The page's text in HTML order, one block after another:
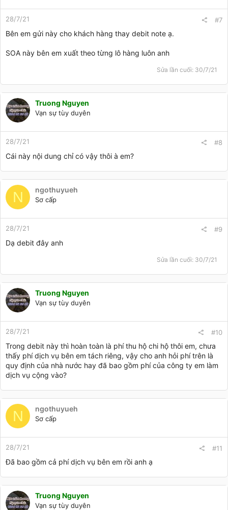
n
s
28/7/21 #7
Bên em gửi này cho khách hàng thay debit note ạ.
SOA này bên em xuất theo từng lô hàng luôn anh
Sửa lần cuối: 30/7/21
Truong Nguyen
Vạn sự tùy duyên
28/7/21 #8
Cái này nội dung chỉ có vậy thôi à em?
N ngothuyueh
Sơ cấp
28/7/21 #9
Dạ debit đây anh
Sửa lần cuối: 30/7/21
Truong Nguyen
Vạn sự tùy duyên
28/7/21 #10
Trong debit này thì hoàn toàn là phí thu hộ chi hộ thôi em, chưa
thấy phí dịch vụ bên em tách riêng, vậy cho anh hỏi phí trên là
quy định của nhà nước hay đã bao gồm phí của công ty em làm
dịch vụ cộng vào?
N ngothuyueh
Sơ cấp
28/7/21 #11
Đã bao gồm cả phí dịch vụ bên em rồi anh ạ
Truong Nguyen
Vạn sự tùy duyên